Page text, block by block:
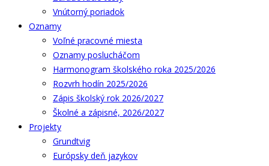
Vnútorný poriadok
Oznamy
Voľné pracovné miesta
Oznamy poslucháčom
Harmonogram školského roka 2025/2026
Rozvrh hodín 2025/2026
Zápis školský rok 2026/2027
Školné a zápisné, 2026/2027
Projekty
Grundtvig
Európsky deň jazykov